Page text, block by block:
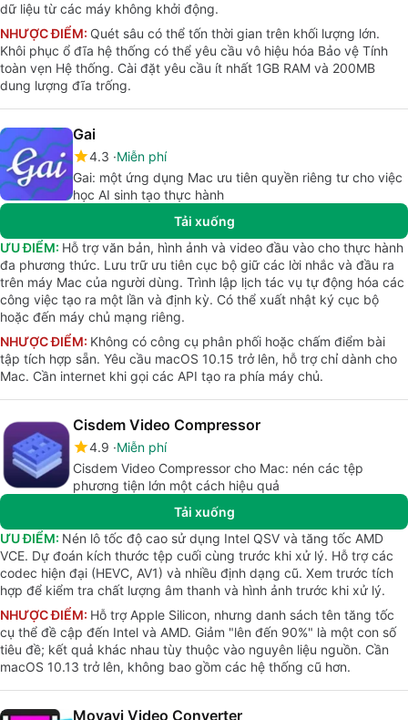
dữ liệu từ các máy không khởi động.
NHƯỢC ĐIỂM: Quét sâu có thể tốn thời gian trên khối lượng lớn.
Khôi phục ổ đĩa hệ thống có thể yêu cầu vô hiệu hóa Bảo vệ Tính
toàn vẹn Hệ thống. Cài đặt yêu cầu ít nhất 1GB RAM và 200MB
dung lượng đĩa trống.
Gai
4.3 Miễn phí
Gai: một ứng dụng Mac ưu tiên quyền riêng tư cho việc
học AI sinh tạo thực hành
Tải xuống
ƯU ĐIỂM: Hỗ trợ văn bản, hình ảnh và video đầu vào cho thực hành
đa phương thức. Lưu trữ ưu tiên cục bộ giữ các lời nhắc và đầu ra
trên máy Mac của người dùng. Trình lập lịch tác vụ tự động hóa các
công việc tạo ra một lần và định kỳ. Có thể xuất nhật ký cục bộ
hoặc đến máy chủ mạng riêng.
NHƯỢC ĐIỂM: Không có công cụ phân phối hoặc chấm điểm bài
tập tích hợp sẵn. Yêu cầu macOS 10.15 trở lên, hỗ trợ chỉ dành cho
Mac. Cần internet khi gọi các API tạo ra phía máy chủ.
Cisdem Video Compressor
4.9 Miễn phí
Cisdem Video Compressor cho Mac: nén các tệp
phương tiện lớn một cách hiệu quả
Tải xuống
ƯU ĐIỂM: Nén lô tốc độ cao sử dụng Intel QSV và tăng tốc AMD
VCE. Dự đoán kích thước tệp cuối cùng trước khi xử lý. Hỗ trợ các
codec hiện đại (HEVC, AV1) và nhiều định dạng cũ. Xem trước tích
hợp để kiểm tra chất lượng âm thanh và hình ảnh trước khi xử lý.
NHƯỢC ĐIỂM: Hỗ trợ Apple Silicon, nhưng danh sách tên tăng tốc
cụ thể đề cập đến Intel và AMD. Giảm "lên đến 90%" là một con số
tiêu đề; kết quả khác nhau tùy thuộc vào nguyên liệu nguồn. Cần
macOS 10.13 trở lên, không bao gồm các hệ thống cũ hơn.
Movavi Video Converter